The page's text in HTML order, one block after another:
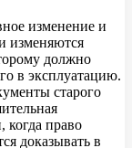
изменение и
изменяются
должно
в эксплуатацию.
старого
когда право
доказывать в